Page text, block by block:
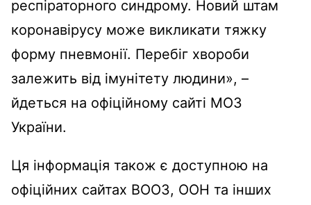
респіраторного синдрому. Новий штам
коронавірусу може викликати тяжку
форму пневмонії. Перебіг хвороби
залежить від імунітету людини», –
йдеться на офіційному сайті МОЗ
України.
Ця інформація також є доступною на
офіційних сайтах ВООЗ, ООН та інших